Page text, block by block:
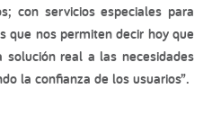
con servicios especiales para
que nos permiten decir hoy que
solución real a las necesidades
la confianza de los usuarios”.